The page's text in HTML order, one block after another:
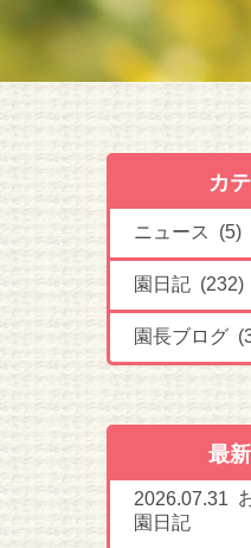
カ
ニュース (5)
園日記 (232)
園長ブログ
最
2026.07.31
園日記